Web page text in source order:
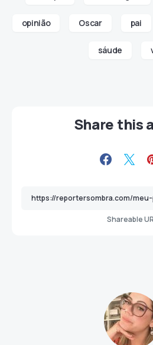
opinião Oscar pai
sáude
Share this
Shareable